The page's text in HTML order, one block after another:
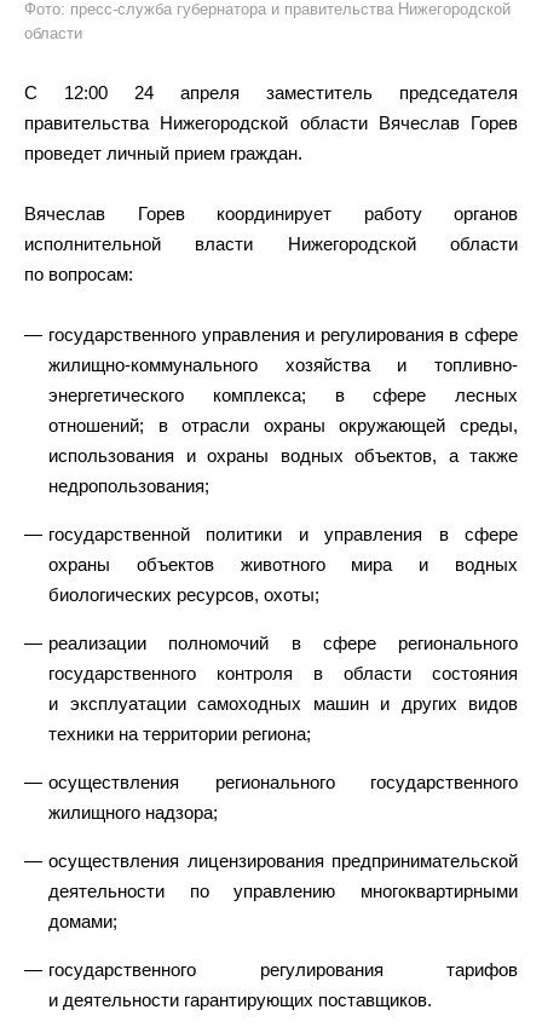
Фото: пресс-служба губернатора и правительства Нижегородской
области
С 12:00 24 апреля заместитель председателя
правительства Нижегородской области Вячеслав Горев
проведет личный прием граждан.
Вячеслав Горев координирует работу органов
исполнительной власти Нижегородской области
по вопросам:
государственного управления и регулирования в сфере
жилищно-коммунального хозяйства и топливно-
энергетического комплекса; в сфере лесных
отношений; в отрасли охраны окружающей среды,
использования и охраны водных объектов, а также
недропользования;
государственной политики и управления в сфере
охраны объектов животного мира и водных
биологических ресурсов, охоты;
реализации полномочий в сфере регионального
государственного контроля в области состояния
и эксплуатации самоходных машин и других видов
техники на территории региона;
осуществления регионального государственного
жилищного надзора;
осуществления лицензирования предпринимательской
деятельности по управлению многоквартирными
домами;
государственного регулирования тарифов
и деятельности гарантирующих поставщиков.